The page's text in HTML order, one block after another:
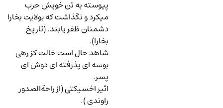
پیوسته به تن خویش حرب
میکرد و نگذاشت که بولایت بخارا
دشمنان ظفر یابند. (تاریخ
بخارا).
شاهد حال است خالت کز رهی
بوسه ای پذرفته ای دوش ای
پسر.
اثیر اخسیکتی (از راحةالصدور
راوندی ).